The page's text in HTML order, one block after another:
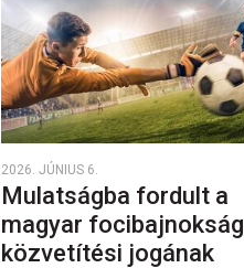
2026. JÚNIUS 6.
Mulatságba fordult a
magyar focibajnokság
közvetítési jogának